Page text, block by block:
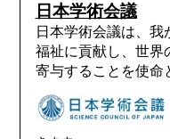
日本学術会議
日本学術会議は、
福祉に貢献し、世界
寄与することを使命